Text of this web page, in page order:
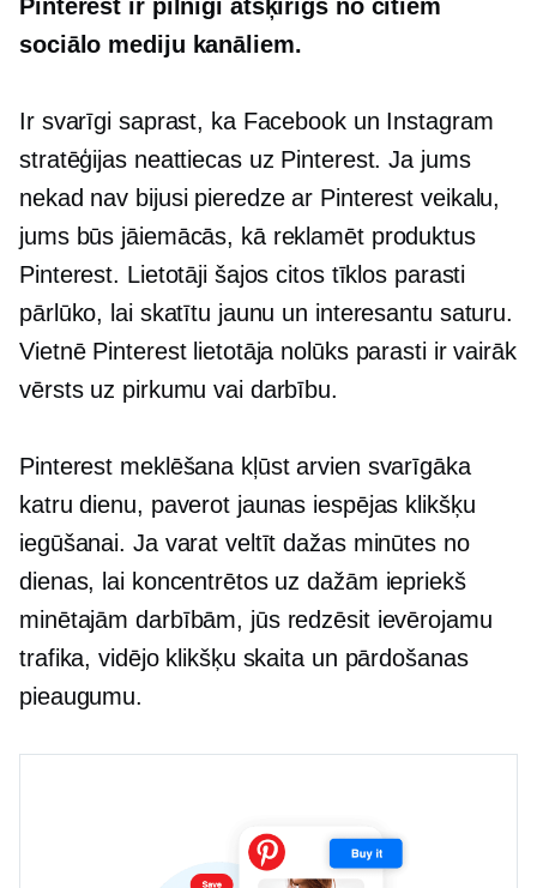
Pinterest ir pilnīgi atšķirīgs no citiem
sociālo mediju kanāliem.
Ir svarīgi saprast, ka Facebook un Instagram
stratēģijas neattiecas uz Pinterest. Ja jums
nekad nav bijusi pieredze ar Pinterest veikalu,
jums būs jāiemācās, kā reklamēt produktus
Pinterest. Lietotāji šajos citos tīklos parasti
pārlūko, lai skatītu jaunu un interesantu saturu.
Vietnē Pinterest lietotāja nolūks parasti ir vairāk
vērsts uz pirkumu vai darbību.
Pinterest meklēšana kļūst arvien svarīgāka
katru dienu, paverot jaunas iespējas klikšķu
iegūšanai. Ja varat veltīt dažas minūtes no
dienas, lai koncentrētos uz dažām iepriekš
minētajām darbībām, jūs redzēsit ievērojamu
trafika, vidējo klikšķu skaita un pārdošanas
pieaugumu.